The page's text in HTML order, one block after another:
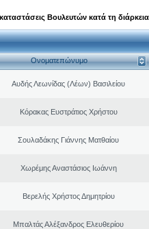
Βουλευτών κατά τη
Ονοματεπώνυμο
Αυδής Λεωνίδας (Λέων) Βασιλείου
Κόρακας Ευστράτιος Χρήστου
Σουλαδάκης Γιάννης Ματθαίου
Χωρέμης Αναστάσιος Ιωάννη
Βερελής Χρήστος Δημητρίου
Μπαλτάς Αλέξανδρος Ελευθερίου